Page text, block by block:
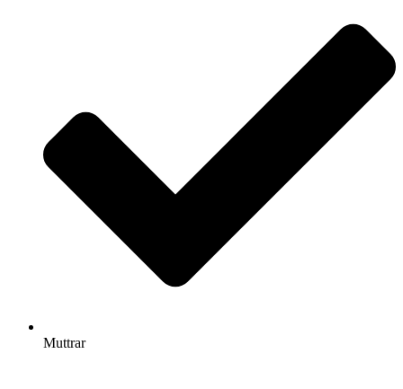
Muttrar